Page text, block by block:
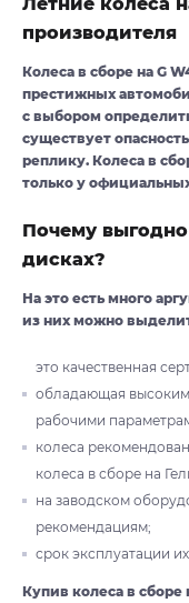
производителя
Колеса в сборе на G
престижных
с выбором
существует
реплику. Колеса в
только у
Почему
дисках?
На это есть много
из них можно
это качественная
обладающая
рабочими
колеса
колеса в сборе на
на заводском
рекомендациям;
срок эксплуатации
Купив колеса в сборе